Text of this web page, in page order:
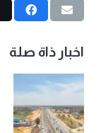
اخبار ذاة صلة